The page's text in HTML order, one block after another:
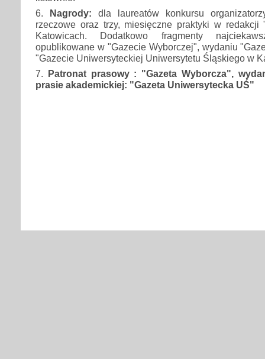
6. Nagrody: dla laureatów konkursu
rzeczowe oraz trzy, miesięczne praktyki w redakcji
Katowicach. Dodatkowo fragmenty
opublikowane w "Gazecie Wyborczej", wydaniu
"Gazecie Uniwersyteckiej Uniwersytetu Śląskiego w
7. Patronat prasowy : "Gazeta Wyborcza",
prasie akademickiej: "Gazeta Uniwersytecka UŚ"